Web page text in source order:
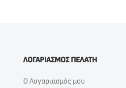
ΛΟΓΑΡΙΑΣΜΟΣ ΠΕΛΑΤΗ
Ο Λογαριασμός μου